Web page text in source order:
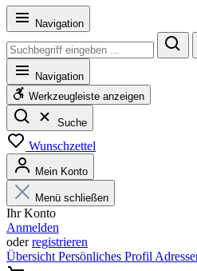
Navigation
Navigation
Werkzeugleiste anzeigen
Suche
Wunschzettel
Mein Konto
Menü schließen
Ihr Konto
Anmelden
oderregistrieren
Übersicht Persönliches Profil